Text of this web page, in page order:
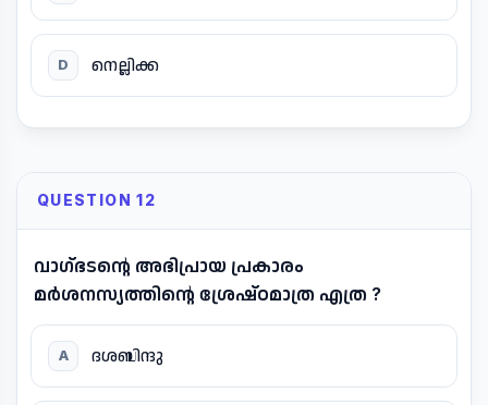
D നെല്ലിക്ക
QUESTION 12
വാഗ്ഭടന്റെ അഭിപ്രായ പ്രകാരം
മർശനസ്യത്തിന്റെ ശ്രേഷ്ഠമാത്ര എത്ര ?
A ദശബിന്ദു